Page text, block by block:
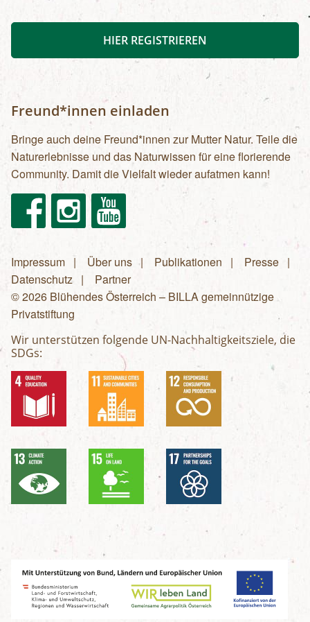
HIER REGISTRIEREN
Freund*innen einladen
Bringe auch deine Freund*innen zur Mutter Natur. Teile die
Naturerlebnisse und das Naturwissen für eine florierende
Community. Damit die Vielfalt wieder aufatmen kann!
FacebookInstagram Youtube
Fußzeilenmenü
Impressum Über uns Publikationen
Presse
Datenschutz
Partner
© 2026 Blühendes Österreich – BILLA gemeinnützige
Privatstiftung
Wir unterstützen folgende UN-Nachhaltigkeitsziele, die
SDGs: